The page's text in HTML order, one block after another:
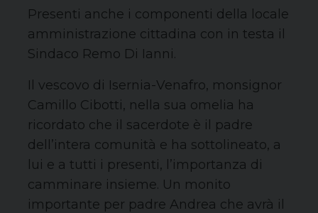
Presenti anche i componenti della locale
amministrazione cittadina con in testa il
Sindaco Remo Di Ianni.
Il vescovo di Isernia-Venafro, monsignor
Camillo Cibotti, nella sua omelia ha
ricordato che il sacerdote è il padre
dell’intera comunità e ha sottolineato, a
lui e a tutti i presenti, l’importanza di
camminare insieme. Un monito
importante per padre Andrea che avrà il